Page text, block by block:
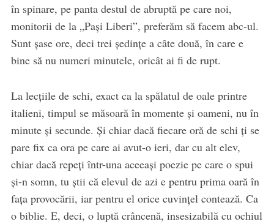
în spinare, pe panta destul de abruptă pe care noi,
monitorii de la „Pași Liberi”, preferăm să facem abc-ul.
Sunt șase ore, deci trei ședințe a câte două, în care e
bine să nu numeri minutele, oricât ai fi de rupt.
La lecțiile de schi, exact ca la spălatul de oale printre
italieni, timpul se măsoară în momente și oameni, nu în
minute și secunde. Și chiar dacă fiecare oră de schi ți se
pare fix ca ora pe care ai avut-o ieri, dar cu alt elev,
chiar dacă repeți într-una aceeași poezie pe care o spui
și-n somn, tu știi că elevul de azi e pentru prima oară în
fața provocării, iar pentru el orice cuvințel contează. Ca
o biblie. E, deci, o luptă crâncenă, insesizabilă cu ochiul